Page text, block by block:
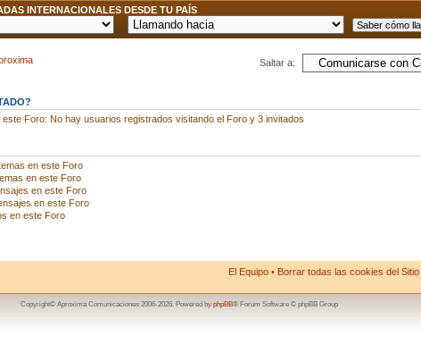
INTERNACIONALES DESDE TU PAÍS
Saltar a:
Foro: No hay usuarios registrados visitando el Foro y 3 invitados
en este Foro
en este Foro
en este Foro
en este Foro
en este Foro
El Equipo • Borrar todas las cookies del Sitio
Copyright© Aproxima Comunicaciones 2006-2026. Powered by phpBB® Forum Software © phpBB Group